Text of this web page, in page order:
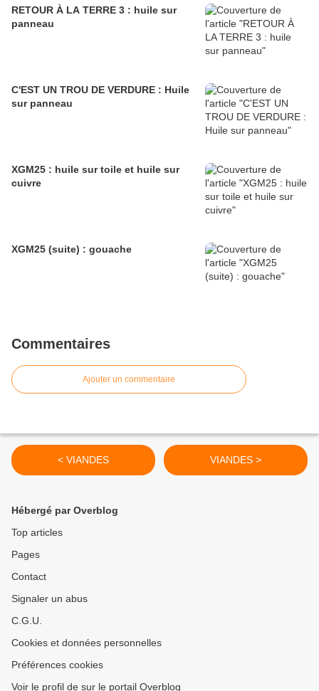
RETOUR À LA TERRE 3 : huile sur
panneau
C'EST UN TROU DE VERDURE : Huile
sur panneau
XGM25 : huile sur toile et huile sur
cuivre
XGM25 (suite) : gouache
Commentaires
Ajouter un commentaire
< VIANDES VIANDES >
Hébergé par Overblog
Top articles
Pages
Contact
Signaler un abus
C.G.U.
Cookies et données personnelles
Préférences cookies
Voir le profil de sur le portail Overblog